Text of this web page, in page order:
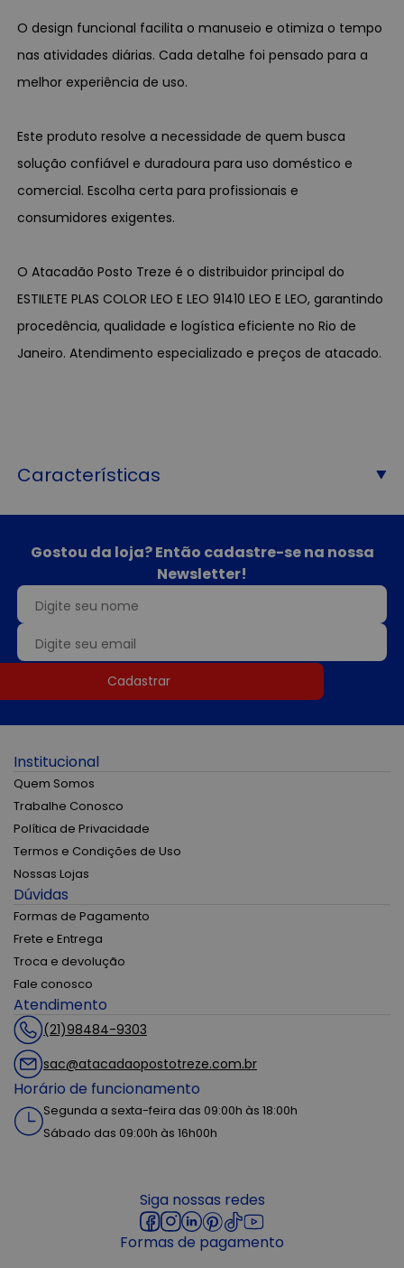
O design funcional facilita o manuseio e otimiza o tempo
nas atividades diárias. Cada detalhe foi pensado para a
melhor experiência de uso.
Este produto resolve a necessidade de quem busca
solução confiável e duradoura para uso doméstico e
comercial. Escolha certa para profissionais e
consumidores exigentes.
O Atacadão Posto Treze é o distribuidor principal do
ESTILETE PLAS COLOR LEO E LEO 91410 LEO E LEO, garantindo
procedência, qualidade e logística eficiente no Rio de
Janeiro. Atendimento especializado e preços de atacado.
Características
Gostou da loja? Então cadastre-se na nossa
Newsletter!
Cadastrar
Institucional
Quem Somos
Trabalhe Conosco
Política de Privacidade
Termos e Condições de Uso
Nossas Lojas
Dúvidas
Formas de Pagamento
Frete e Entrega
Troca e devolução
Fale conosco
Atendimento
(21)98484-9303
sac@atacadaopostotreze.com.br
Horário de funcionamento
Segunda a sexta-feira das 09:00h às 18:00h
Sábado das 09:00h às 16h00h
Siga nossas redes
Formas de pagamento